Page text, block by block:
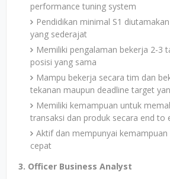
performance tuning system
Pendidikan minimal S1
yang sederajat
Memiliki pengalaman bekerja 2-3
posisi yang sama
Mampu bekerja secara tim dan
tekanan maupun deadline target
Memiliki kemampuan untuk
transaksi dan produk secara end to
Aktif dan mempunyai kemampuan
cepat
3. Officer Business Analyst